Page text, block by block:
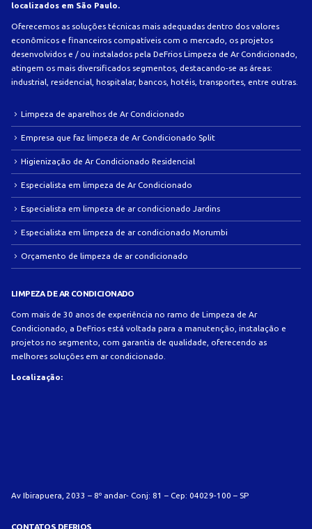
localizados em São Paulo.
Oferecemos as soluções técnicas mais adequadas dentro dos valores
econômicos e financeiros compatíveis com o mercado, os projetos
desenvolvidos e / ou instalados pela DeFrios Limpeza de Ar Condicionado,
atingem os mais diversificados segmentos, destacando-se as áreas:
industrial, residencial, hospitalar, bancos, hotéis, transportes, entre outras.
Limpeza de aparelhos de Ar Condicionado
Empresa que faz limpeza de Ar Condicionado Split
Higienização de Ar Condicionado Residencial
Especialista em limpeza de Ar Condicionado
Especialista em limpeza de ar condicionado Jardins
Especialista em limpeza de ar condicionado Morumbi
Orçamento de limpeza de ar condicionado
LIMPEZA DE AR CONDICIONADO
Com mais de 30 anos de experiência no ramo de Limpeza de Ar
Condicionado, a DeFrios está voltada para a manutenção, instalação e
projetos no segmento, com garantia de qualidade, oferecendo as
melhores soluções em ar condicionado.
Localização:
Av Ibirapuera, 2033 – 8º andar- Conj: 81 – Cep: 04029-100 – SP
CONTATOS DEFRIOS